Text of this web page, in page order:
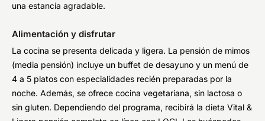
una estancia agradable.
Alimentación y disfrutar
La cocina se presenta delicada y ligera. La pensión de mimos
(media pensión) incluye un buffet de desayuno y un menú de
4 a 5 platos con especialidades recién preparadas por la
noche. Además, se ofrece cocina vegetariana, sin lactosa o
sin gluten. Dependiendo del programa, recibirá la dieta Vital &